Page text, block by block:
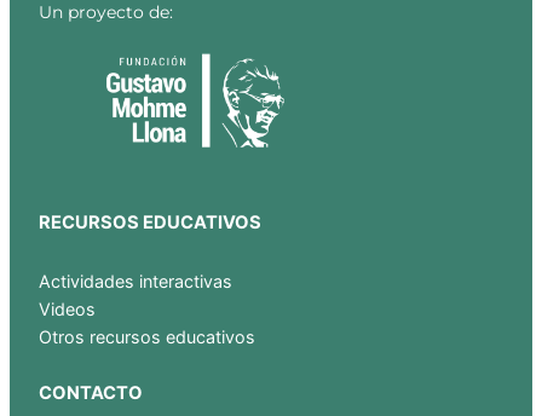
Un proyecto de:
RECURSOS EDUCATIVOS
Actividades interactivas
Videos
Otros recursos educativos
CONTACTO